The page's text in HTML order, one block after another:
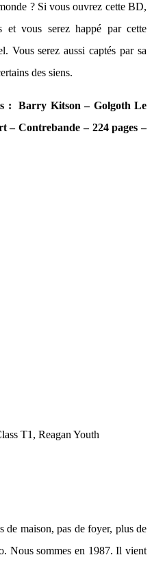
? Si vous ouvrez cette BD,
et vous serez happé par cette
Vous serez aussi captés par sa
des siens.
: Barry Kitson – Golgoth Le
– Contrebande – 224 pages –
T1, Reagan Youth
de maison, pas de foyer, plus de
Nous sommes en 1987. Il vient